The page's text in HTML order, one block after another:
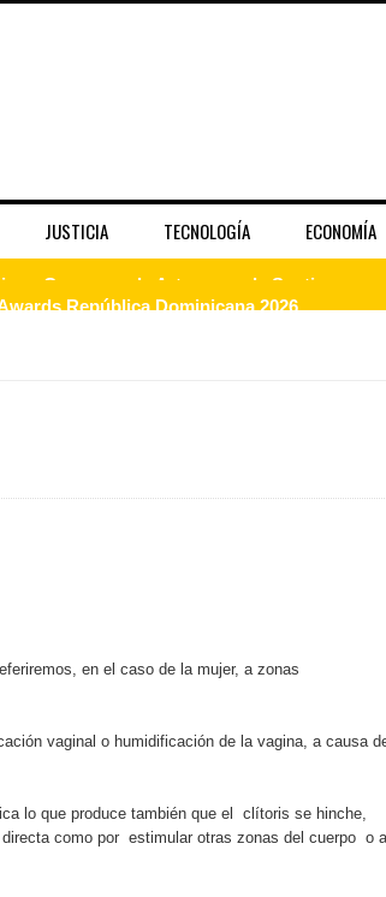
JUSTICIA TECNOLOGÍA ECONOMÍA
República Dominicana 2026
crediticia AAA.do de Moody's Local RD
y nos regala el “Canto a la
de Artes Visuales
convocatoria para residencias artísticas
del sistema financiero nacional
la franquicia dominicana más taquillera del
en el caso de la mujer, a zonas
vaginal o humidificación de la vagina, a causa
lo que produce también que el clítoris se hinche,
como por estimular otras zonas del cuerpo o